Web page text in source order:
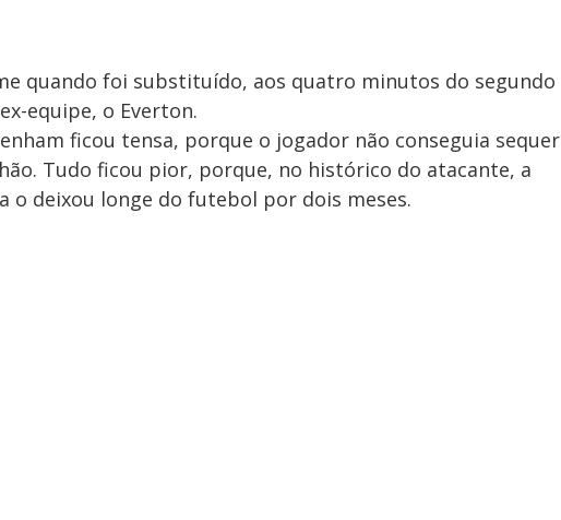
quando foi substituído, aos quatro minutos do segundo
equipe, o Everton.
ficou tensa, porque o jogador não conseguia sequer
Tudo ficou pior, porque, no histórico do atacante, a
o deixou longe do futebol por dois meses.